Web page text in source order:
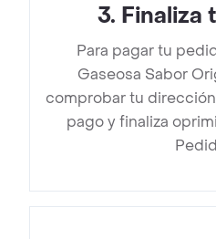
3. Finaliza
Para pagar tu
Gaseosa Sabor
comprobar tu
pago y finaliza